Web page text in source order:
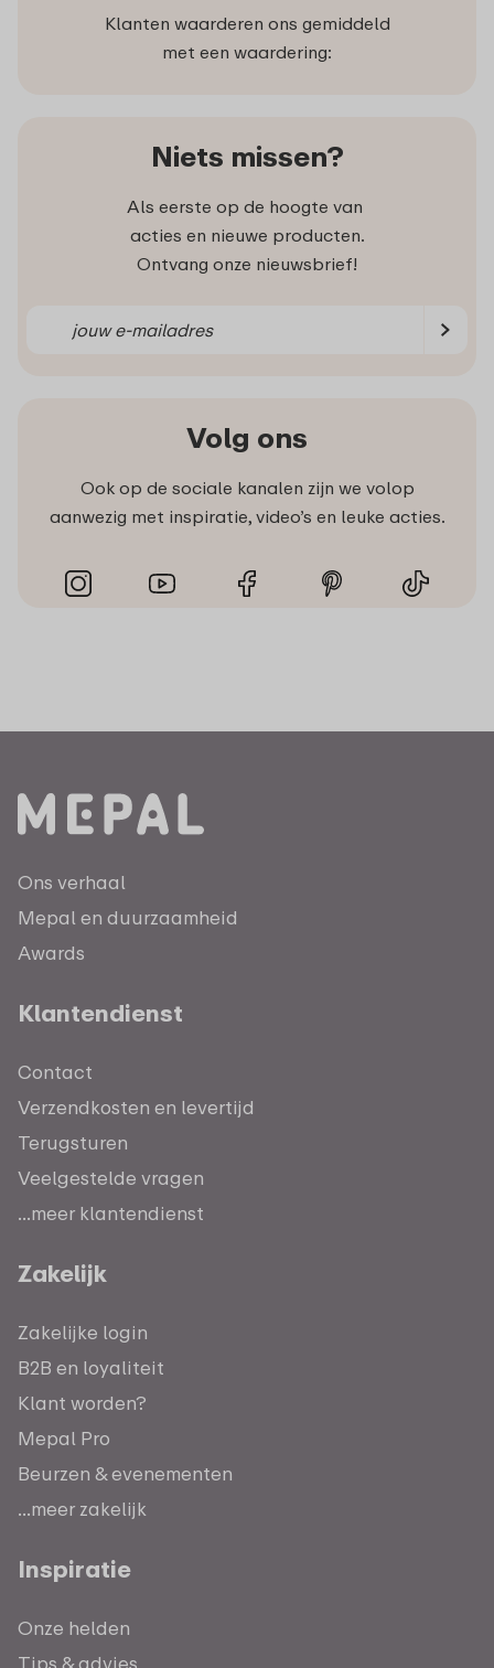
Klanten waarderen ons gemiddeld
met een waardering:
Niets missen?
Als eerste op de hoogte van
acties en nieuwe producten.
Ontvang onze nieuwsbrief!
Volg ons
Ook op de sociale kanalen zijn we volop
aanwezig met inspiratie, video’s en leuke acties.
Ons verhaal
Mepal en duurzaamheid
Awards
Klantendienst
Contact
Verzendkosten en levertijd
Terugsturen
Veelgestelde vragen
...meer klantendienst
Zakelijk
Zakelijke login
B2B en loyaliteit
Klant worden?
Mepal Pro
Beurzen & evenementen
...meer zakelijk
Inspiratie
Onze helden
Tips & advies